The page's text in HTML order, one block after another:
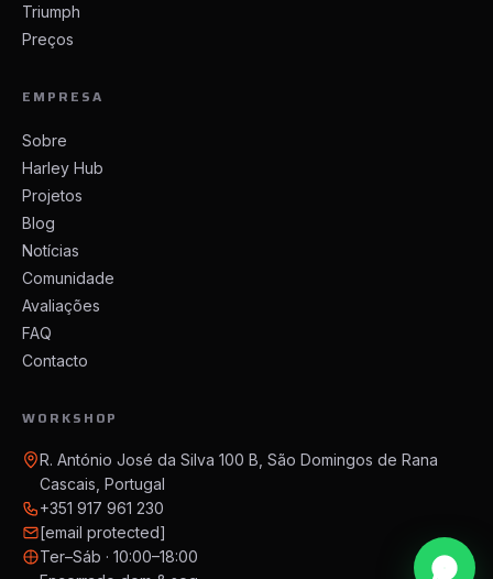
Triumph
Preços
EMPRESA
Sobre
Harley Hub
Projetos
Blog
Notícias
Comunidade
Avaliações
FAQ
Contacto
WORKSHOP
R. António José da Silva 100 B, São Domingos de Rana
Cascais, Portugal
+351 917 961 230
[email protected]
Ter–Sáb · 10:00–18:00